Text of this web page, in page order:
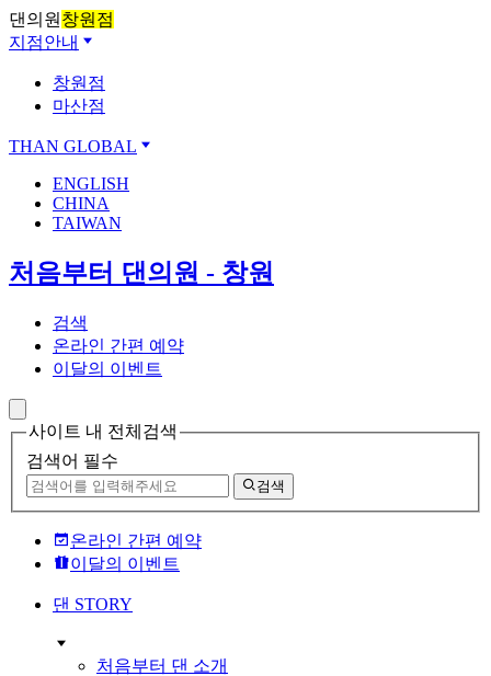
댄의원 창원점
지점안내
창원점
마산점
THAN GLOBAL
ENGLISH
CHINA
TAIWAN
처음부터 댄의원 - 창원
검색
온라인 간편 예약
이달의 이벤트
사이트 내 전체검색
검색어 필수
검색
온라인 간편 예약
이달의 이벤트
댄 STORY
처음부터 댄 소개